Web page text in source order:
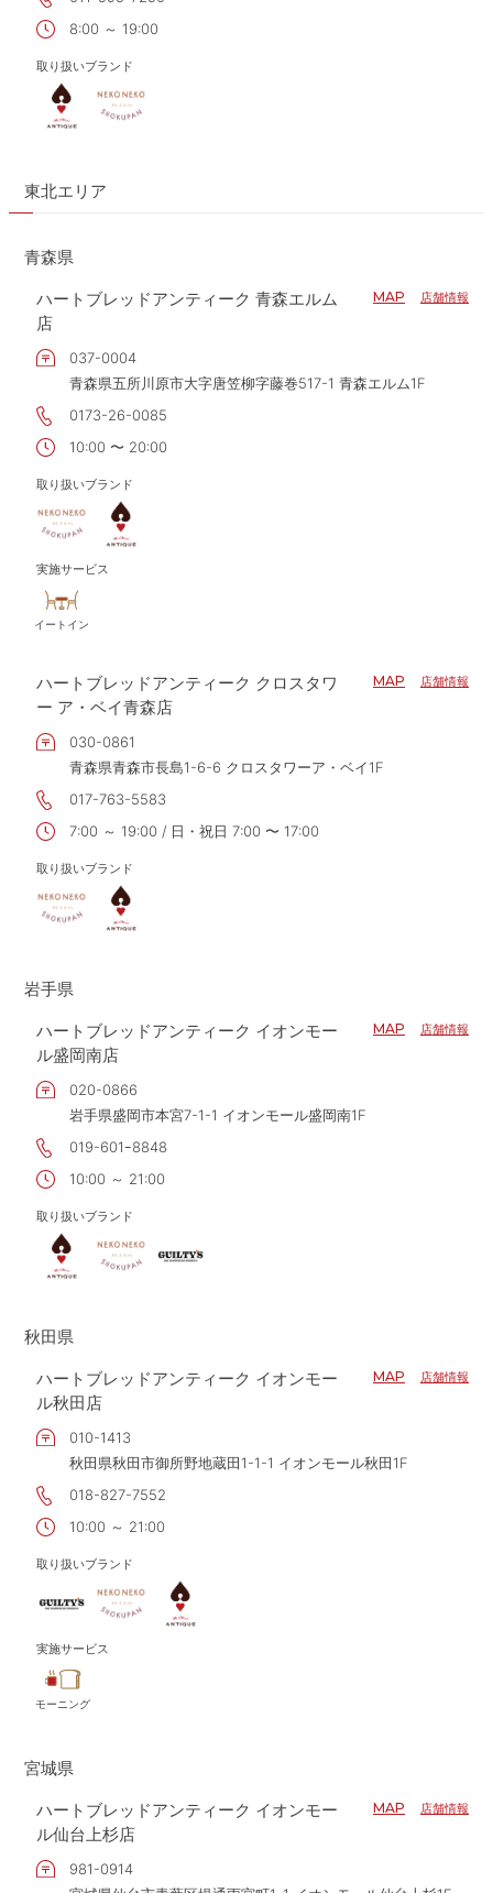
8:00 ～ 19:00
取り扱いブランド
東北エリア
青森県
ハートブレッドアンティーク 青森エルム
店
MAP 店舗情報
037-0004
青森県五所川原市大字唐笠柳字藤巻517-1 青森エルム1F
0173-26-0085
10:00 〜 20:00
取り扱いブランド
実施サービス
イートイン
ハートブレッドアンティーク クロスタワ
ー ア・ベイ青森店
MAP 店舗情報
030-0861
青森県青森市長島1-6-6 クロスタワーア・ベイ1F
017-763-5583
7:00 ～ 19:00 / 日・祝日 7:00 〜 17:00
取り扱いブランド
岩手県
ハートブレッドアンティーク イオンモー
ル盛岡南店
MAP 店舗情報
020-0866
岩手県盛岡市本宮7-1-1 イオンモール盛岡南1F
019-601ｰ8848
10:00 ～ 21:00
取り扱いブランド
秋田県
ハートブレッドアンティーク イオンモー
ル秋田店
MAP 店舗情報
010-1413
秋田県秋田市御所野地蔵田1-1-1 イオンモール秋田1F
018-827-7552
10:00 ～ 21:00
取り扱いブランド
実施サービス
モーニング
宮城県
ハートブレッドアンティーク イオンモー
ル仙台上杉店
MAP 店舗情報
981-0914